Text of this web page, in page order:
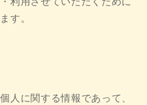
す。
人に関する情報であって、